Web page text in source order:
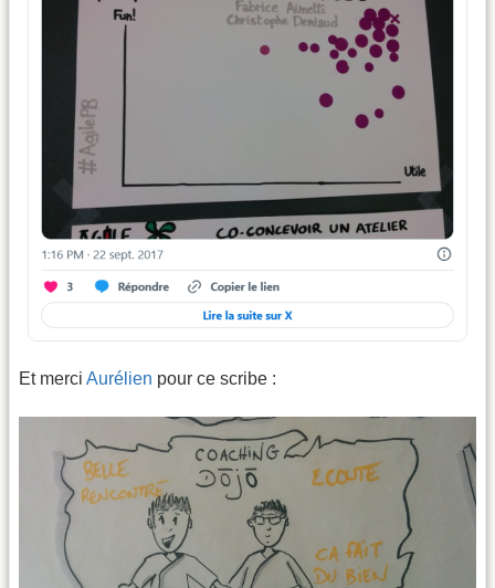
Et merci Aurélien pour ce scribe :